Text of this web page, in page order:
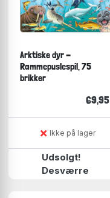
Arktiske dyr -
Rammepuslespil, 75
brikker
69,95
Ikke på lager
Udsolgt!
Desværre